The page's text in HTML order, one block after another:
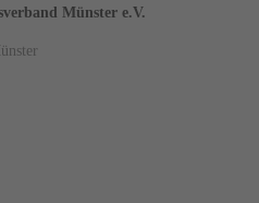
Münster e.V.